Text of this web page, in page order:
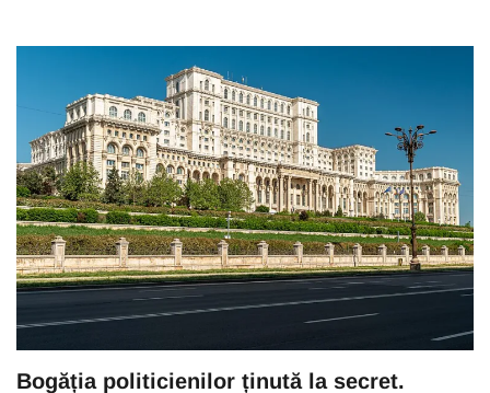
Bogăția politicienilor ținută la secret.